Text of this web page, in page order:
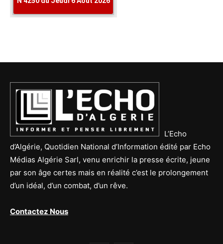
L’Echo
d’Algérie, Quotidien National d’Information édité par Echo
Médias Algérie Sarl, venu enrichir la presse écrite, jeune
par son âge certes mais en réalité c’est le prolongement
d’un idéal, d’un combat, d’un rêve.
Contactez Nous